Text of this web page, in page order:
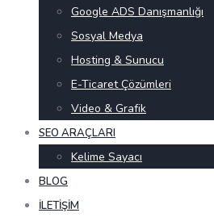
Google ADS Danışmanlığı
Sosyal Medya
Hosting & Sunucu
E-Ticaret Çözümleri
Video & Grafik
SEO ARAÇLARI
Kelime Sayacı
BLOG
İLETIŞIM